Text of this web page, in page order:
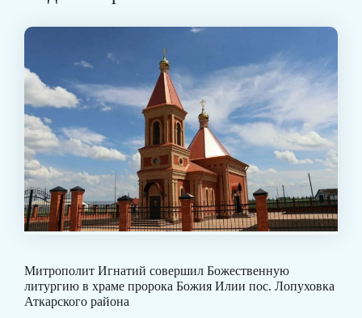
Митрополит Игнатий совершил Божественную
литургию в храме пророка Божия Илии пос. Лопуховка
Аткарского района